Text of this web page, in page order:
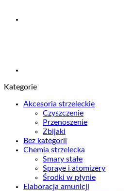
Kategorie
Akcesoria strzeleckie
Czyszczenie
Przenoszenie
Zbijaki
Bez kategorii
Chemia strzelecka
Smary stałe
Spraye i atomizery
Środki w płynie
Elaboracja amunicji